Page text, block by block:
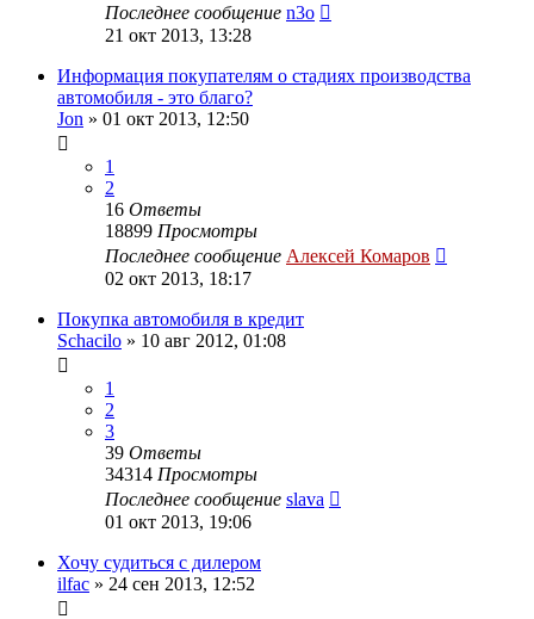
Последнее сообщение n3o
21 окт 2013, 13:28
Информация покупателям о стадиях производства
автомобиля - это благо?
Jon » 01 окт 2013, 12:50
1
2
16 Ответы
18899 Просмотры
Последнее сообщение Алексей Комаров
02 окт 2013, 18:17
Покупка автомобиля в кредит
Schacilo » 10 авг 2012, 01:08
1
2
3
39 Ответы
34314 Просмотры
Последнее сообщение slava
01 окт 2013, 19:06
Хочу судиться с дилером
ilfac » 24 сен 2013, 12:52